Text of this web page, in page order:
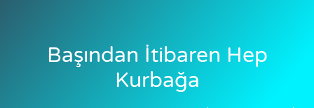
Başından İtibaren Hep
Kurbağa